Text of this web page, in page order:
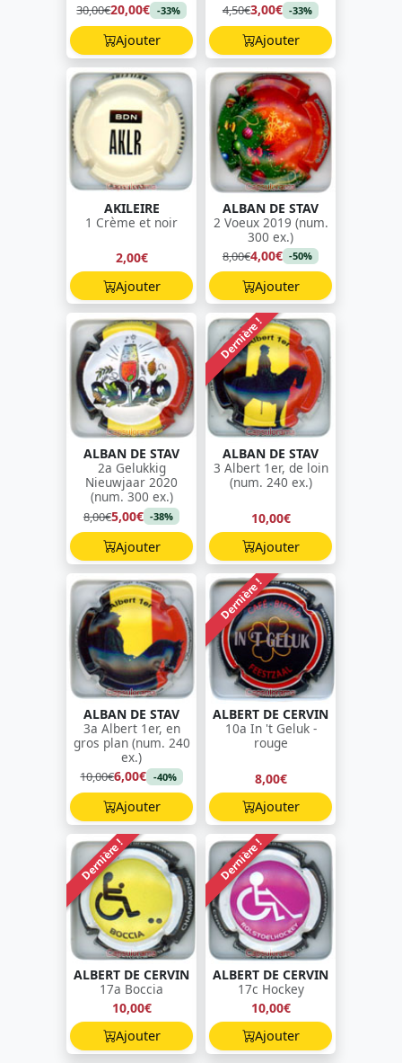
30,00€20,00€ -33%
Ajouter
4,50€3,00€ -33%
Ajouter
AKILEIRE
1 Crème et noir
2,00€
Ajouter
ALBAN DE STAV
2 Voeux 2019 (num.
300 ex.)
8,00€4,00€ -50%
Ajouter
ALBAN DE STAV
2a Gelukkig
Nieuwjaar 2020
(num. 300 ex.)
8,00€5,00€ -38%
Ajouter
Dernière !
ALBAN DE STAV
3 Albert 1er, de loin
(num. 240 ex.)
10,00€
Ajouter
ALBAN DE STAV
3a Albert 1er, en
gros plan (num. 240
ex.)
10,00€6,00€ -40%
Ajouter
Dernière !
ALBERT DE CERVIN
10a In 't Geluk -
rouge
8,00€
Ajouter
Dernière !
ALBERT DE CERVIN
17a Boccia
10,00€
Ajouter
Dernière !
ALBERT DE CERVIN
17c Hockey
10,00€
Ajouter